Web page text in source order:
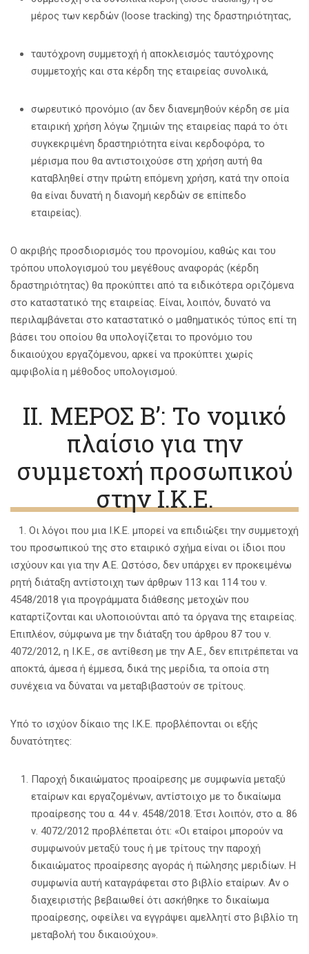
μέρος των κερδών (loose tracking) της δραστηριότητας,
ταυτόχρονη συμμετοχή ή αποκλεισμός ταυτόχρονης
συμμετοχής και στα κέρδη της εταιρείας συνολικά,
σωρευτικό προνόμιο (αν δεν διανεμηθούν κέρδη σε μία
εταιρική χρήση λόγω ζημιών της εταιρείας παρά το ότι
συγκεκριμένη δραστηριότητα είναι κερδοφόρα, το
μέρισμα που θα αντιστοιχούσε στη χρήση αυτή θα
καταβληθεί στην πρώτη επόμενη χρήση, κατά την οποία
θα είναι δυνατή η διανομή κερδών σε επίπεδο
εταιρείας).
Ο ακριβής προσδιορισμός του προνομίου, καθώς και του
τρόπου υπολογισμού του μεγέθους αναφοράς (κέρδη
δραστηριότητας) θα προκύπτει από τα ειδικότερα οριζόμενα
στο καταστατικό της εταιρείας. Είναι, λοιπόν, δυνατό να
περιλαμβάνεται στο καταστατικό ο μαθηματικός τύπος επί τη
βάσει του οποίου θα υπολογίζεται το προνόμιο του
δικαιούχου εργαζόμενου, αρκεί να προκύπτει χωρίς
αμφιβολία η μέθοδος υπολογισμού.
II. ΜΕΡΟΣ B’: Το νομικό
πλαίσιο για την
συμμετοχή προσωπικού
στην Ι.Κ.Ε.
1. Οι λόγοι που μια Ι.Κ.Ε. μπορεί να επιδιώξει την συμμετοχή
του προσωπικού της στο εταιρικό σχήμα είναι οι ίδιοι που
ισχύουν και για την Α.Ε. Ωστόσο, δεν υπάρχει εν προκειμένω
ρητή διάταξη αντίστοιχη των άρθρων 113 και 114 του ν.
4548/2018 για προγράμματα διάθεσης μετοχών που
καταρτίζονται και υλοποιούνται από τα όργανα της εταιρείας.
Επιπλέον, σύμφωνα με την διάταξη του άρθρου 87 του ν.
4072/2012, η Ι.Κ.Ε., σε αντίθεση με την Α.Ε., δεν επιτρέπεται να
αποκτά, άμεσα ή έμμεσα, δικά της μερίδια, τα οποία στη
συνέχεια να δύναται να μεταβιβαστούν σε τρίτους.
Υπό το ισχύον δίκαιο της Ι.Κ.Ε. προβλέπονται οι εξής
δυνατότητες:
Παροχή δικαιώματος προαίρεσης με συμφωνία μεταξύ
εταίρων και εργαζομένων, αντίστοιχο με το δικαίωμα
προαίρεσης του α. 44 ν. 4548/2018. Έτσι λοιπόν, στο α. 86
ν. 4072/2012 προβλέπεται ότι: «Οι εταίροι μπορούν να
συμφωνούν μεταξύ τους ή με τρίτους την παροχή
δικαιώματος προαίρεσης αγοράς ή πώλησης μεριδίων. Η
συμφωνία αυτή καταγράφεται στο βιβλίο εταίρων. Αν ο
διαχειριστής βεβαιωθεί ότι ασκήθηκε το δικαίωμα
προαίρεσης, οφείλει να εγγράψει αμελλητί στο βιβλίο τη
μεταβολή του δικαιούχου».